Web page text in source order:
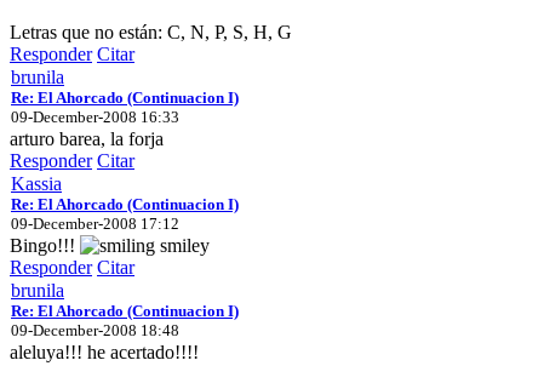
Letras que no están: C, N, P, S, H, G
Responder Citar
brunila
Re: El Ahorcado (Continuacion I)
09-December-2008 16:33
arturo barea, la forja
Responder Citar
Kassia
Re: El Ahorcado (Continuacion I)
09-December-2008 17:12
Bingo!!!
Responder Citar
brunila
Re: El Ahorcado (Continuacion I)
09-December-2008 18:48
aleluya!!! he acertado!!!!